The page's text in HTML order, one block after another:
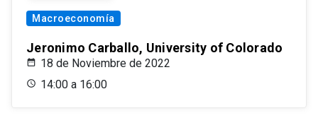
Macroeconomía
Jeronimo Carballo, University of Colorado
18 de Noviembre de 2022
14:00 a 16:00